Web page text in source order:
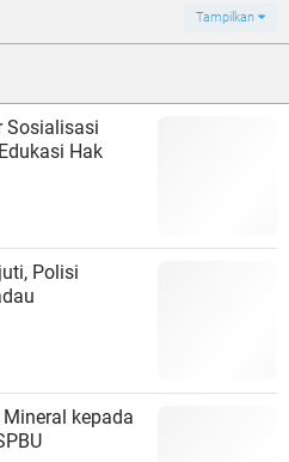
Tampilkan
Sosialisasi
Hak
Polisi
kepada